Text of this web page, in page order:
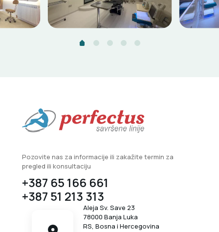
Pozovite nas za informacije ili zakažite termin za
pregled ili konsultaciju
+387 65 166 661
+387 51 213 313
Aleja Sv. Save 23
78000 Banja Luka
RS, Bosna i Hercegovina